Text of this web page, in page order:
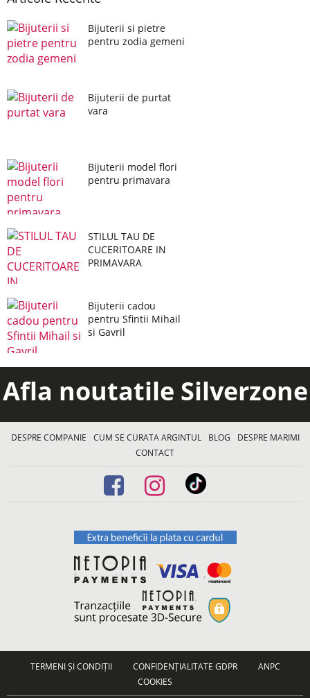
Bijuterii si pietre
pentru zodia gemeni
Bijuterii de purtat
vara
Bijuterii model flori
pentru primavara
STILUL TAU DE
CUCERITOARE IN
PRIMAVARA
Bijuterii cadou
pentru Sfintii Mihail
si Gavril
Afla noutatile Silverzone
DESPRE COMPANIE CUM SE CURATA ARGINTUL BLOG
DESPRE MARIMI
CONTACT
TERMENI ȘI CONDIȚII CONFIDENȚIALITATE GDPR
ANPC
COOKIES